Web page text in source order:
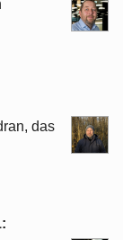
das
: